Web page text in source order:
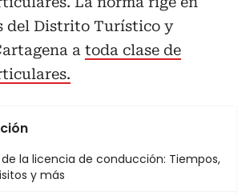
del Distrito Turístico y
a toda clase de
la licencia de conducción: Tiempos,
y más